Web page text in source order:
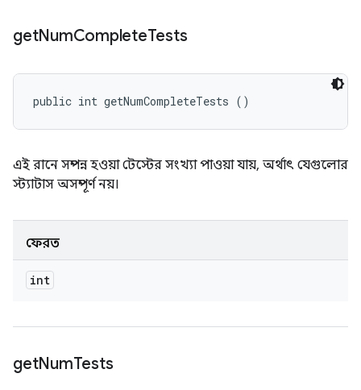
getNumCompleteTests
public int getNumCompleteTests ()
এই রানে সম্পন্ন হওয়া টেস্টের সংখ্যা পাওয়া যায়, অর্থাৎ যেগুলোর
স্ট্যাটাস অসম্পূর্ণ নয়।
ফেরত
int
getNumTests